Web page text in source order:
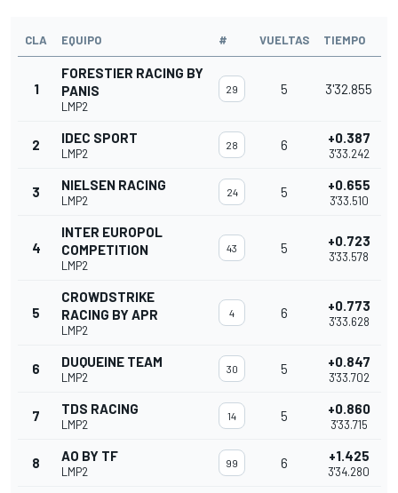
CLA EQUIPO # VUELTAS TIEMPO
1
FORESTIER RACING BY
PANIS
LMP2
29 5 3'32.855
2 IDEC SPORT
LMP2
28 6 +0.387
3'33.242
3 NIELSEN RACING
LMP2
24 5 +0.655
3'33.510
4
INTER EUROPOL
COMPETITION
LMP2
43 5 +0.723
3'33.578
5
CROWDSTRIKE
RACING BY APR
LMP2
4 6 +0.773
3'33.628
6 DUQUEINE TEAM
LMP2
30 5 +0.847
3'33.702
7 TDS RACING
LMP2
14 5 +0.860
3'33.715
8 AO BY TF
LMP2
99 6 +1.425
3'34.280